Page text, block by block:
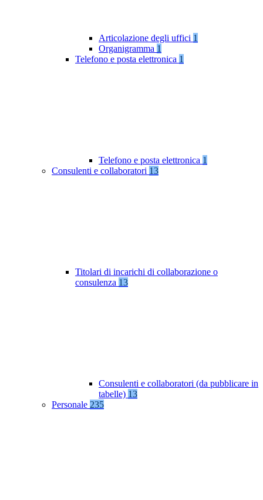
Articolazione degli uffici 1
Organigramma 1
Telefono e posta elettronica 1
Telefono e posta elettronica 1
Consulenti e collaboratori 13
Titolari di incarichi di collaborazione o
consulenza 13
Consulenti e collaboratori (da pubblicare in
tabelle) 13
Personale 235